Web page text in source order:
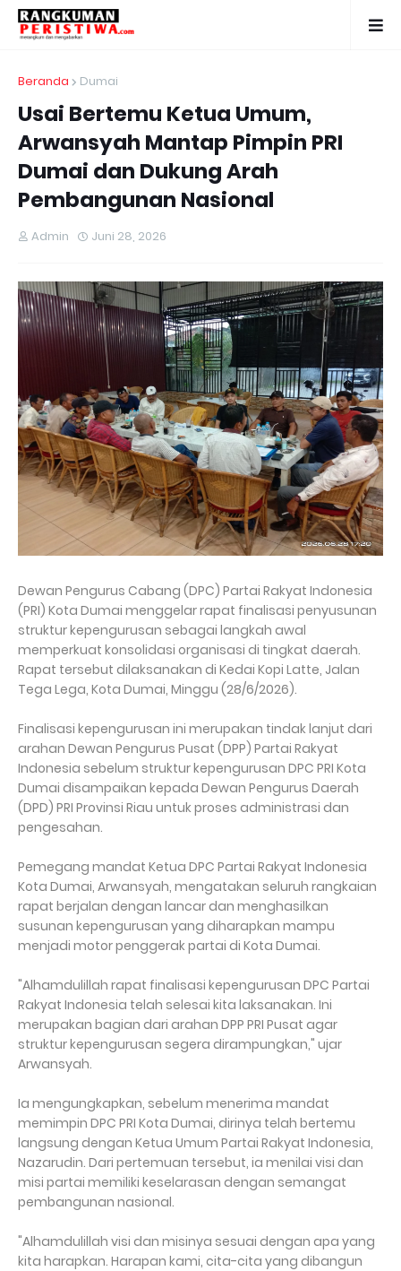
Beranda Dumai
Usai Bertemu Ketua Umum,
Arwansyah Mantap Pimpin PRI
Dumai dan Dukung Arah
Pembangunan Nasional
Admin Juni 28, 2026
Dewan Pengurus Cabang (DPC) Partai Rakyat Indonesia
(PRI) Kota Dumai menggelar rapat finalisasi penyusunan
struktur kepengurusan sebagai langkah awal
memperkuat konsolidasi organisasi di tingkat daerah.
Rapat tersebut dilaksanakan di Kedai Kopi Latte, Jalan
Tega Lega, Kota Dumai, Minggu (28/6/2026).
Finalisasi kepengurusan ini merupakan tindak lanjut dari
arahan Dewan Pengurus Pusat (DPP) Partai Rakyat
Indonesia sebelum struktur kepengurusan DPC PRI Kota
Dumai disampaikan kepada Dewan Pengurus Daerah
(DPD) PRI Provinsi Riau untuk proses administrasi dan
pengesahan.
Pemegang mandat Ketua DPC Partai Rakyat Indonesia
Kota Dumai, Arwansyah, mengatakan seluruh rangkaian
rapat berjalan dengan lancar dan menghasilkan
susunan kepengurusan yang diharapkan mampu
menjadi motor penggerak partai di Kota Dumai.
"Alhamdulillah rapat finalisasi kepengurusan DPC Partai
Rakyat Indonesia telah selesai kita laksanakan. Ini
merupakan bagian dari arahan DPP PRI Pusat agar
struktur kepengurusan segera dirampungkan," ujar
Arwansyah.
Ia mengungkapkan, sebelum menerima mandat
memimpin DPC PRI Kota Dumai, dirinya telah bertemu
langsung dengan Ketua Umum Partai Rakyat Indonesia,
Nazarudin. Dari pertemuan tersebut, ia menilai visi dan
misi partai memiliki keselarasan dengan semangat
pembangunan nasional.
"Alhamdulillah visi dan misinya sesuai dengan apa yang
kita harapkan. Harapan kami, cita-cita yang dibangun